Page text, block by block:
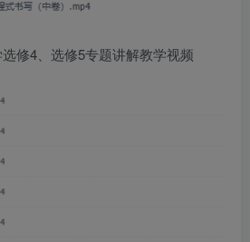
修4、选修5专题讲解教学视频